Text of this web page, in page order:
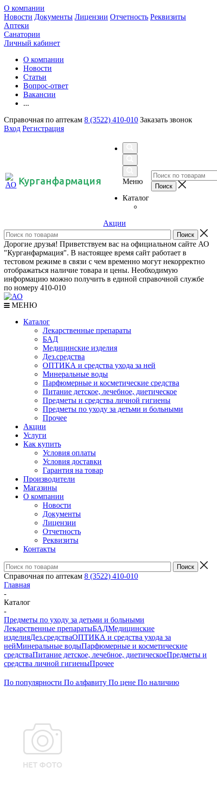
О компании
Новости Документы Лицензии Отчетность Реквизиты
Аптеки
Санатории
Личный кабинет
О компании
Новости
Статьи
Вопрос-ответ
Вакансии
...
Справочная по аптекам 8 (3522) 410-010 Заказать звонок
Вход Регистрация
Курганфармация
Меню
Каталог
Акции
Дорогие друзья! Приветствуем вас на официальном сайте АО
"Курганфармация". В настоящее время сайт работает в
тестовом режиме в связи с чем временно могут некорректно
отображаться наличие товара и цены. Необходимую
информацию можно получить в единой справочной службе
по номеру 410-010
МЕНЮ
Каталог
Лекарственные препараты
БАД
Медицинские изделия
Дез.средства
ОПТИКА и средства ухода за ней
Минеральные воды
Парфюмерные и косметические средства
Питание детское, лечебное, диетическое
Предметы и средства личной гигиены
Предметы по уходу за детьми и больными
Прочее
Акции
Услуги
Как купить
Условия оплаты
Условия доставки
Гарантия на товар
Производители
Магазины
О компании
Новости
Документы
Лицензии
Отчетность
Реквизиты
Контакты
Справочная по аптекам 8 (3522) 410-010
Главная
-
Каталог
-
Предметы по уходу за детьми и больными
Лекарственные препаратыБАДМедицинские
изделияДез.средстваОПТИКА и средства ухода за
нейМинеральные водыПарфюмерные и косметические
средстваПитание детское, лечебное, диетическоеПредметы и
средства личной гигиеныПрочее
По популярности По алфавиту По цене По наличию